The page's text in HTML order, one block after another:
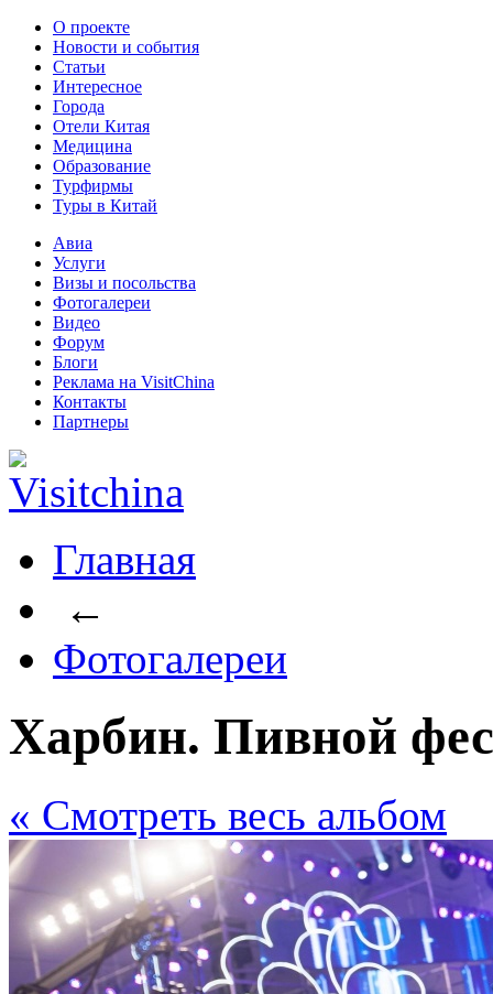
О проекте
Новости и события
Статьи
Интересное
Города
Отели Китая
Медицина
Образование
Турфирмы
Туры в Китай
Авиа
Услуги
Визы и посольства
Фотогалереи
Видео
Форум
Блоги
Реклама на VisitChina
Контакты
Партнеры
Главная
←
Фотогалереи
Харбин. Пивной
« Cмотреть весь альбом